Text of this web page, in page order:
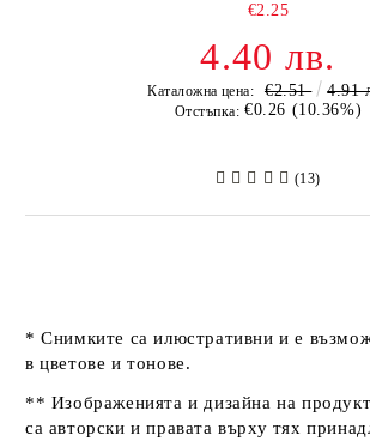
€2.25
4.40 лв.
Каталожна цена: €2.51 4.91
Отстъпка: €0.26 (10.36%)
(13)
* Снимките са илюстративни и е
в цветове и тонове.
** Изображенията и дизайна на
са авторски и правата върху тях